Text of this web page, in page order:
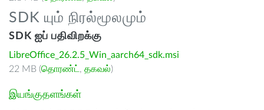
SDK யும் நிரல்மூலமும்
SDK ஐப் பதிவிறக்கு
LibreOffice_26.2.5_Win_aarch64_sdk.msi
22 MB (தொரண்ட் , தகவல்)
இயங்குதளங்கள்